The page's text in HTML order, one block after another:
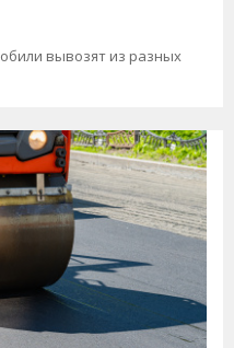
вывозят из разных